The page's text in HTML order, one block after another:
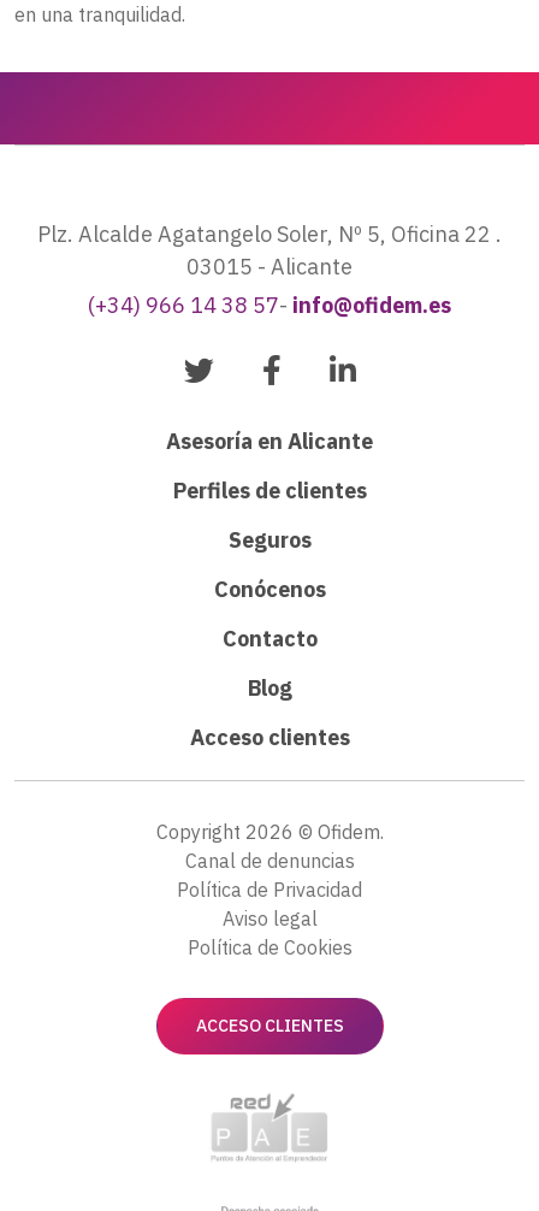
en una tranquilidad.
Plz. Alcalde Agatangelo Soler, Nº 5, Oficina 22 .
03015 - Alicante
(+34) 966 14 38 57- info@ofidem.es
Asesoría en Alicante
Perfiles de clientes
Seguros
Conócenos
Contacto
Blog
Acceso clientes
Copyright 2026 © Ofidem.
Canal de denuncias
Política de Privacidad
Aviso legal
Política de Cookies
ACCESO CLIENTES